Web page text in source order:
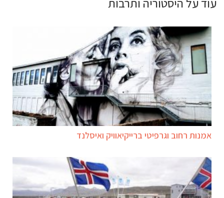
אמנות רחוב וגרפיטי ברייקיאוויק ואיסלנד